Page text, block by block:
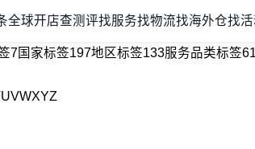
全球开店查测评找服务找物流找海外仓找
7国家标签197地区标签133服务品类标签61
UVWXYZ